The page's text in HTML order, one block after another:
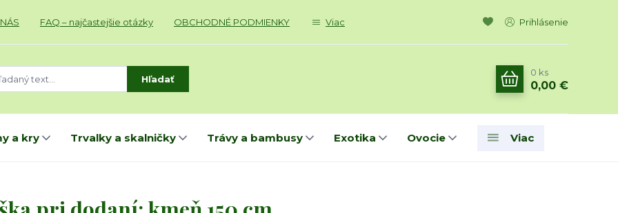
FAQ – najčastejšie otázky OBCHODNÉ PODMIENKY Viac Prihlásenie
Hľadať
0 ks
0,00 €
a kry Trvalky a skalničky Trávy a bambusy Exotika Ovocie Viac